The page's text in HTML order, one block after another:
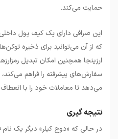
حمایت می‌کند.
این صرافی دارای یک کیف پول
ارزینجا همچنین امکان تبدیل
سفارش‌های پیشرفته را فراهم
می‌دهد تا معاملات خود را با
نتیجه گیری
در حالی که «دوج کیلر» دیگر یک نام